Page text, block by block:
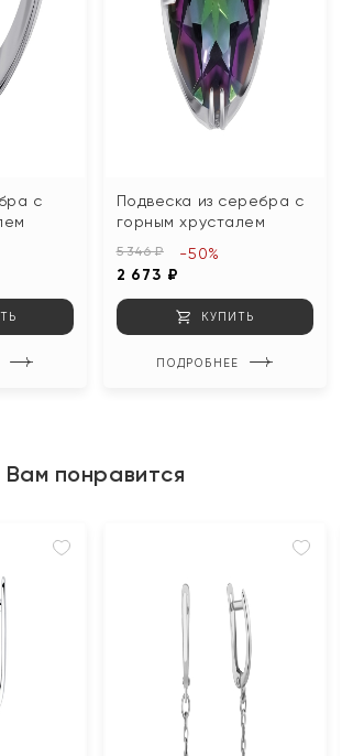
с
Подвеска из серебра с
горным хрусталем
5 346 ₽
2 673 ₽
-50%
КУПИТЬ
ПОДРОБНЕЕ
Вам понравится